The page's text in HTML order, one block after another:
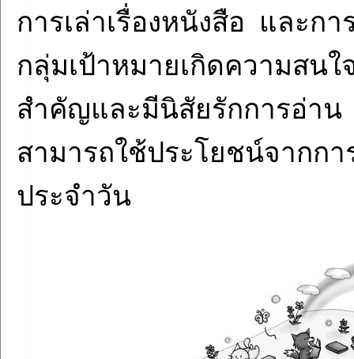
การเล่าเรื่องหนังสือ และก
กลุ่มเป้าหมายเกิดความสน
สำคัญและมีนิสัยรักการอ่า
สามารถใช้ประโยชน์จากก
ประจำวัน